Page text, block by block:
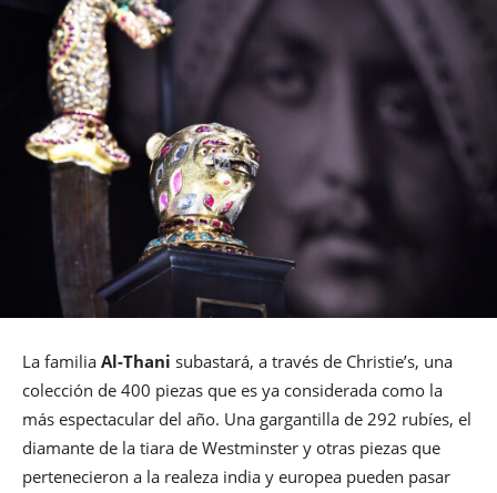
La familia Al-Thani subastará, a través de Christie’s, una
colección de 400 piezas que es ya considerada como la
más espectacular del año. Una gargantilla de 292 rubíes, el
diamante de la tiara de Westminster y otras piezas que
pertenecieron a la realeza india y europea pueden pasar